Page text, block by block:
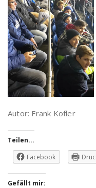
Autor: Frank Kofler
Teilen...
Facebook
Gefällt mir: